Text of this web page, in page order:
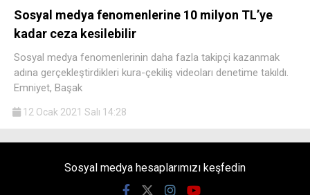
Sosyal medya fenomenlerine 10 milyon TL’ye
kadar ceza kesilebilir
Sosyal medya fenomenlerinin daha fazla takipçi kazanmak
adına gerçekleştirdikleri kura-çekiliş videoları denetime takıldı.
Emniyet, Başak
12 Ocak 2021 Salı 14:28
Sosyal medya hesaplarımızı keşfedin